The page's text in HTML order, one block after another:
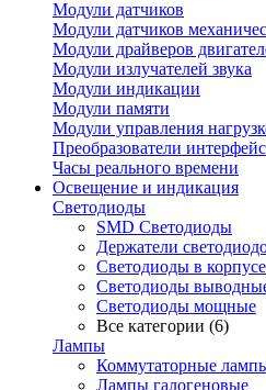
Модули датчиков
Модули датчиков
Модули драйверов
Модули излучателей звука
Модули индикации
Модули памяти
Модули управления
Преобразователи
Часы реального времени
Освещение и индикация
Светодиоды
SMD Светодиоды
Держатели
Светодиоды в корпусе
Светодиоды
Светодиоды мощные
Все категории (6)
Лампы
Коммутаторные
Лампы галогеновые